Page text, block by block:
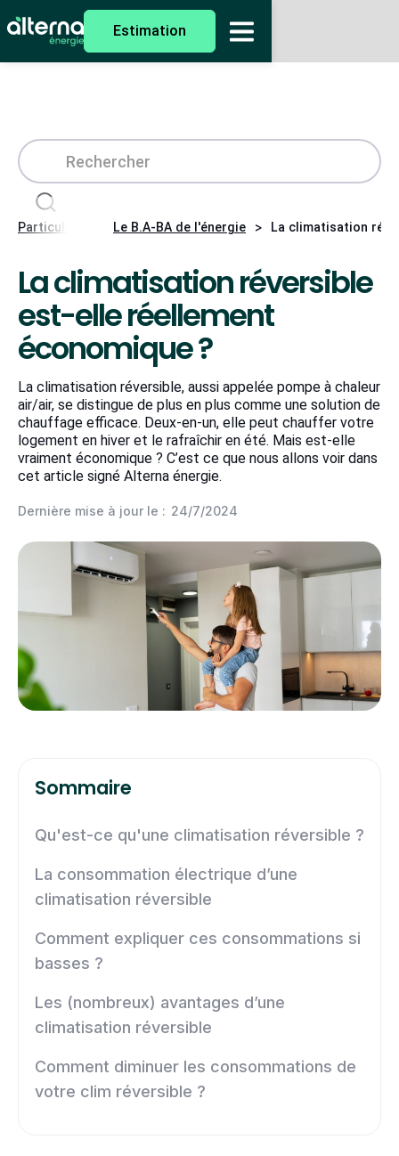
Estimation
Particuliers Le B.A-BA de l'énergie > La climatisation
La climatisation réversible
est-elle réellement
économique ?
La climatisation réversible, aussi appelée pompe à chaleur
air/air, se distingue de plus en plus comme une solution de
chauffage efficace. Deux-en-un, elle peut chauffer votre
logement en hiver et le rafraîchir en été. Mais est-elle
vraiment économique ? C’est ce que nous allons voir dans
cet article signé Alterna énergie.
Dernière mise à jour le : 24/7/2024
Sommaire
Qu'est-ce qu'une climatisation réversible ?
La consommation électrique d’une
climatisation réversible
Comment expliquer ces consommations si
basses ?
Les (nombreux) avantages d’une
climatisation réversible
Comment diminuer les consommations de
votre clim réversible ?